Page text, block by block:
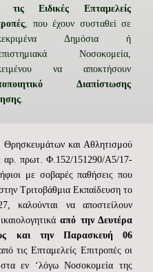
τις Ειδικές Επταμελείς
, που έχουν συσταθεί σε
Δημόσια ή
Νοσοκομεία,
να αποκτήσουν
Διαπίστωσης
.
Θρησκευμάτων και Αθλητισμού
αρ. πρωτ. Φ.152/151290/Α5/17-
με σοβαρές παθήσεις που
Τριτοβάθμια Εκπαίδευση το
καλούνται να αποστείλουν
από την Δευτέρα
και την Παρασκευή 06
τις Επταμελείς Επιτροπές οι
στα εν ‘λόγω Νοσοκομεία της